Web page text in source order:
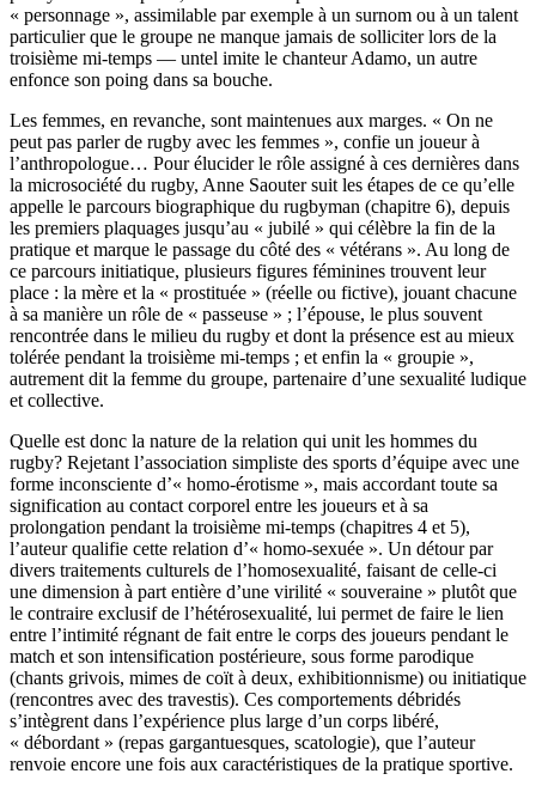
« personnage », assimilable par exemple à un surnom ou à un talent
particulier que le groupe ne manque jamais de solliciter lors de la
troisième mi-temps — untel imite le chanteur Adamo, un autre
enfonce son poing dans sa bouche.
Les femmes, en revanche, sont maintenues aux marges. « On ne
peut pas parler de rugby avec les femmes », confie un joueur à
l’anthropologue… Pour élucider le rôle assigné à ces dernières dans
la microsociété du rugby, Anne Saouter suit les étapes de ce qu’elle
appelle le parcours biographique du rugbyman (chapitre 6), depuis
les premiers plaquages jusqu’au « jubilé » qui célèbre la fin de la
pratique et marque le passage du côté des « vétérans ». Au long de
ce parcours initiatique, plusieurs figures féminines trouvent leur
place : la mère et la « prostituée » (réelle ou fictive), jouant chacune
à sa manière un rôle de « passeuse » ; l’épouse, le plus souvent
rencontrée dans le milieu du rugby et dont la présence est au mieux
tolérée pendant la troisième mi-temps ; et enfin la « groupie »,
autrement dit la femme du groupe, partenaire d’une sexualité ludique
et collective.
Quelle est donc la nature de la relation qui unit les hommes du
rugby? Rejetant l’association simpliste des sports d’équipe avec une
forme inconsciente d’« homo-érotisme », mais accordant toute sa
signification au contact corporel entre les joueurs et à sa
prolongation pendant la troisième mi-temps (chapitres 4 et 5),
l’auteur qualifie cette relation d’« homo-sexuée ». Un détour par
divers traitements culturels de l’homosexualité, faisant de celle-ci
une dimension à part entière d’une virilité « souveraine » plutôt que
le contraire exclusif de l’hétérosexualité, lui permet de faire le lien
entre l’intimité régnant de fait entre le corps des joueurs pendant le
match et son intensification postérieure, sous forme parodique
(chants grivois, mimes de coït à deux, exhibitionnisme) ou initiatique
(rencontres avec des travestis). Ces comportements débridés
s’intègrent dans l’expérience plus large d’un corps libéré,
« débordant » (repas gargantuesques, scatologie), que l’auteur
renvoie encore une fois aux caractéristiques de la pratique sportive.